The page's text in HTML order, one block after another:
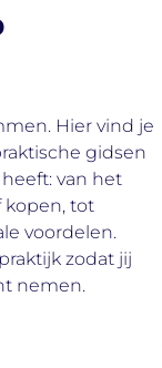
Hier vind je
gidsen
van het
kopen, tot
voordelen.
zodat jij
nemen.